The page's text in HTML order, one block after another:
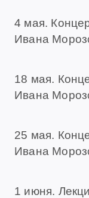
4 мая.
Ивана
18 мая.
Ивана
25 мая.
Ивана
1 июня.